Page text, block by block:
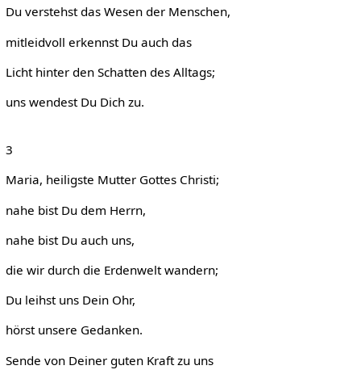
Du verstehst das Wesen der Menschen,
mitleidvoll erkennst Du auch das
Licht hinter den Schatten des Alltags;
uns wendest Du Dich zu.
3
Maria, heiligste Mutter Gottes Christi;
nahe bist Du dem Herrn,
nahe bist Du auch uns,
die wir durch die Erdenwelt wandern;
Du leihst uns Dein Ohr,
hörst unsere Gedanken.
Sende von Deiner guten Kraft zu uns